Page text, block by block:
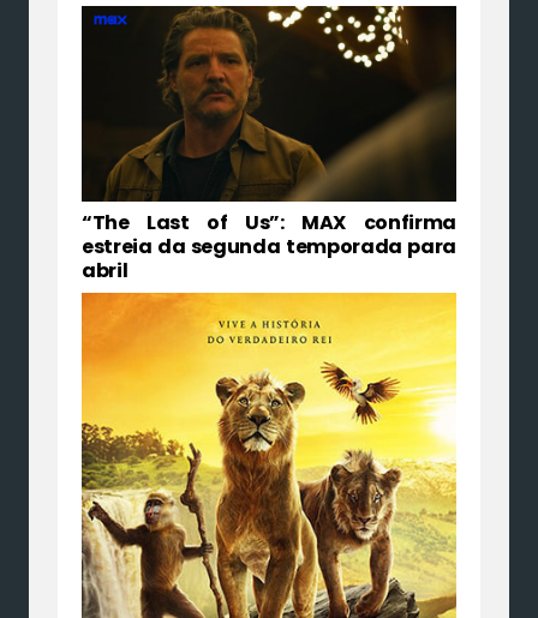
“The Last of Us”: MAX confirma
estreia da segunda temporada para
abril